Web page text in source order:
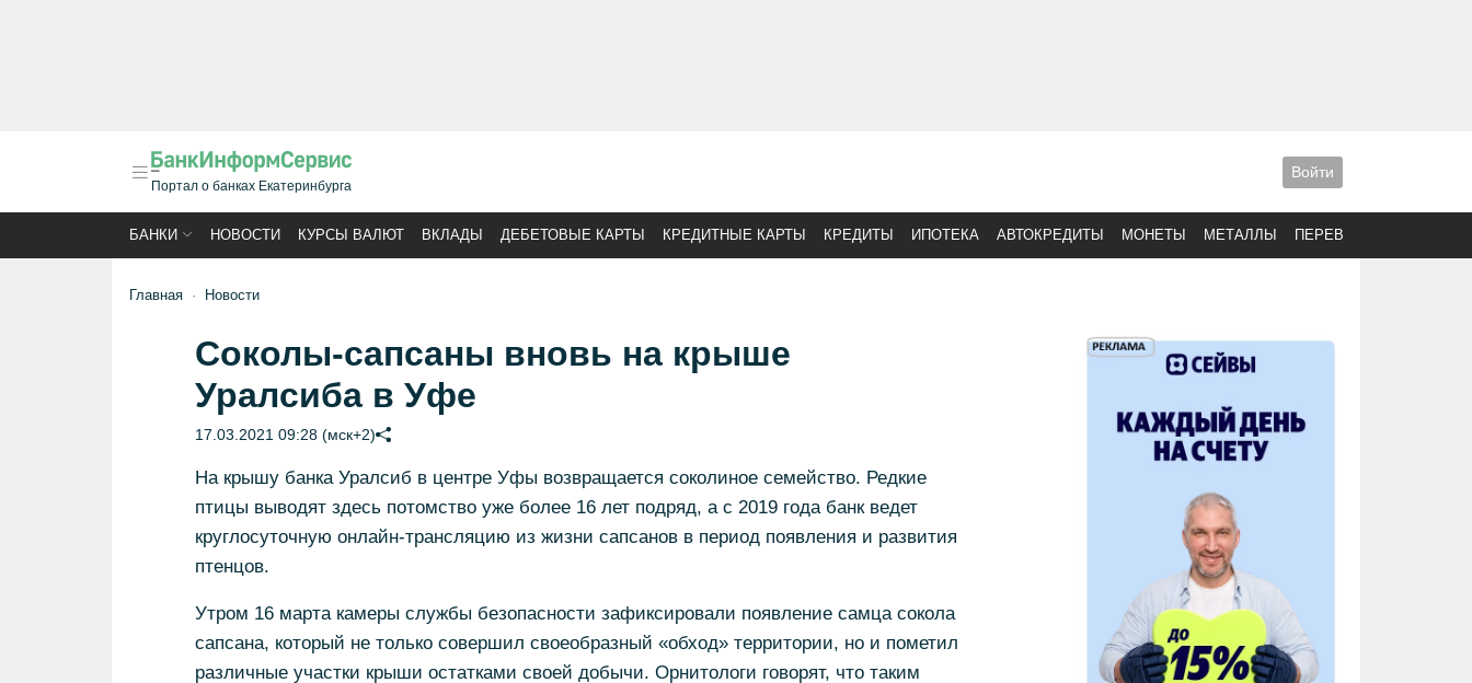
Портал о банках Екатеринбурга
Войти
БАНКИ НОВОСТИ КУРСЫ ВАЛЮТ ВКЛАДЫ ДЕБЕТОВЫЕ КАРТЫ КРЕДИТНЫЕ КАРТЫ КРЕДИТЫ ИПОТЕКА АВТОКРЕДИТЫ МОНЕТЫ МЕТАЛЛЫ ПЕРЕВОДЫ
Главная Новости
Соколы-сапсаны вновь на крыше
Уралсиба в Уфе
17.03.2021 09:28 (мск+2)
На крышу банка Уралсиб в центре Уфы возвращается соколиное семейство. Редкие
птицы выводят здесь потомство уже более 16 лет подряд, а с 2019 года банк ведет
круглосуточную онлайн-трансляцию из жизни сапсанов в период появления и развития
птенцов.
Утром 16 марта камеры службы безопасности зафиксировали появление самца сокола
сапсана, который не только совершил своеобразный «обход» территории, но и пометил
различные участки крыши остатками своей добычи. Орнитологи говорят, что таким